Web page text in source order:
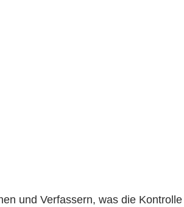
und Verfassern, was die Kontrolle